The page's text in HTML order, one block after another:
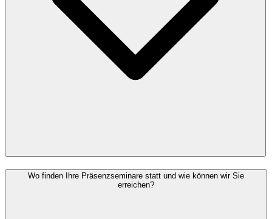
Wo finden Ihre Präsenzseminare statt und wie können wir Sie
erreichen?